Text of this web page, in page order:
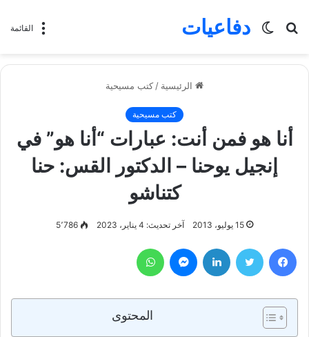
القائمة دفاعيات
بحث
الوضع
الرئيسية / كتب مسيحية
كتب مسيحية
أنا هو فمن أنت: عبارات “أنا هو” في
إنجيل يوحنا – الدكتور القس: حنا
كتناشو
15 يوليو، 2013 آخر تحديث: 4 يناير، 2023 5٬786
فيسبوك تويتر لينكدإن ماسنجر
المحتوى